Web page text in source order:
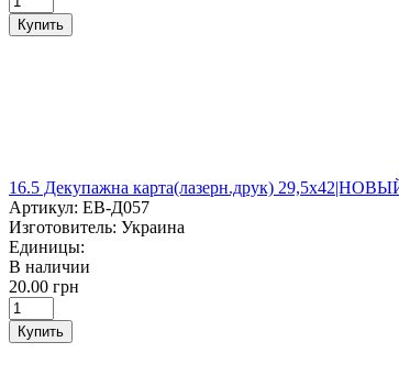
Купить
16.5 Декупажна карта(лазерн.друк)
Артикул: ЕВ-Д057
Изготовитель: Украина
Единицы:
В наличии
20.00 грн
Купить